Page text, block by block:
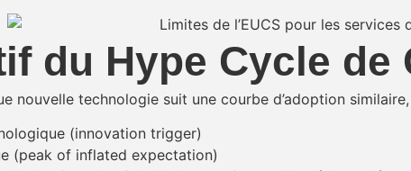
du Hype Cycle de
nouvelle technologie suit une courbe d’adoption
(innovation trigger)
(peak of inflated expectation)